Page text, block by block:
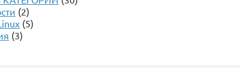
(2)
(5)
(3)